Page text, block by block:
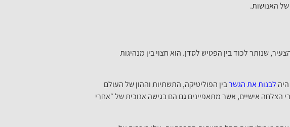
האנושות.
שנותר לכוד בין הפטיש לסדן. הוא חצוי בין מנהיגות
היה לבנות את הגשרבין הפוליטיקה, התשתיות וההון של העולם
הצלחה אישיים, אשר מתאפיינים גם הם בגישה אנוכית של ״אחרַי